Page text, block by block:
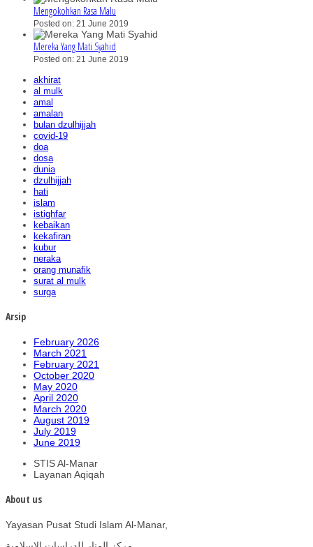
Mengokohkan Rasa Malu
Posted on: 21 June 2019
Mereka Yang Mati Syahid
Posted on: 21 June 2019
akhirat
al mulk
amal
amalan
bulan dzulhijjah
covid-19
doa
dosa
dunia
dzulhijjah
hati
islam
istighfar
kebaikan
kekafiran
kubur
neraka
orang munafik
surat al mulk
surga
Arsip
February 2026
March 2021
February 2021
October 2020
May 2020
April 2020
March 2020
August 2019
July 2019
June 2019
STIS Al-Manar
Layanan Aqiqah
About us
Yayasan Pusat Studi Islam Al-Manar,